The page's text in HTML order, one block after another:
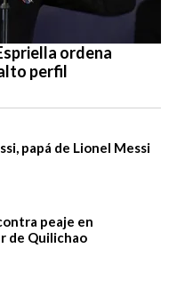
ordena
perfil
papá de Lionel Messi
peaje en
de Quilichao